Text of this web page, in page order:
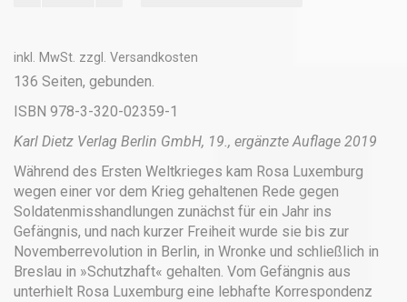
Menge
inkl. MwSt. zzgl. Versandkosten
136 Seiten, gebunden.
ISBN 978-3-320-02359-1
Karl Dietz Verlag Berlin GmbH, 19., ergänzte Auflage 2019
Während des Ersten Weltkrieges kam Rosa Luxemburg
wegen einer vor dem Krieg gehaltenen Rede gegen
Soldatenmisshandlungen zunächst für ein Jahr ins
Gefängnis, und nach kurzer Freiheit wurde sie bis zur
Novemberrevolution in Berlin, in Wronke und schließlich in
Breslau in »Schutzhaft« gehalten. Vom Gefängnis aus
unterhielt Rosa Luxemburg eine lebhafte Korrespondenz